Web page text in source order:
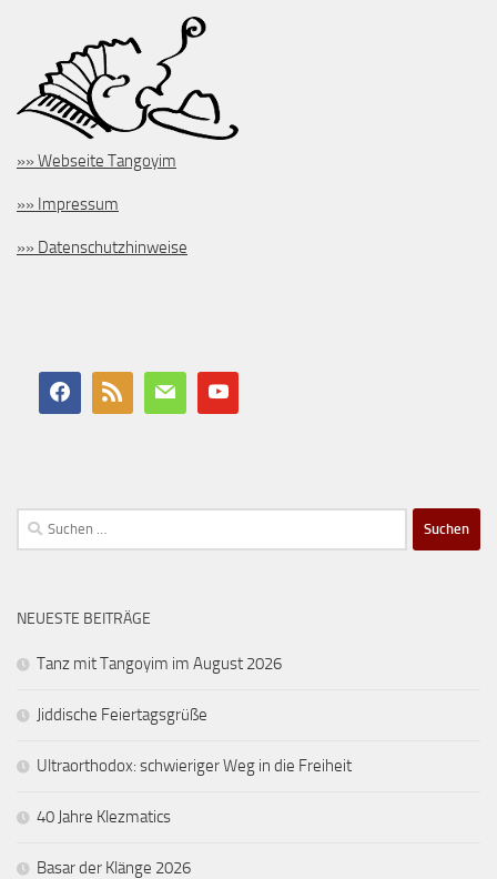
»» Webseite Tangoyim
»» Impressum
»» Datenschutzhinweise
Suchen
nach:
NEUESTE BEITRÄGE
Tanz mit Tangoyim im August 2026
Jiddische Feiertagsgrüße
Ultraorthodox: schwieriger Weg in die Freiheit
40 Jahre Klezmatics
Basar der Klänge 2026